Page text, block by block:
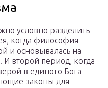
условно разделить
когда философия
и основывалась на
второй период, когда
в единого Бога
законы для